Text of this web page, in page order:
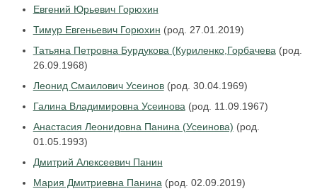
Евгений Юрьевич Горюхин
Тимур Евгеньевич Горюхин (род. 27.01.2019)
Татьяна Петровна Бурдукова (Куриленко,Горбачева(род.
26.09.1968)
Леонид Смаилович Усеинов(род. 30.04.1969)
Галина Владимировна Усеинова(род. 11.09.1967)
Анастасия Леонидовна Панина (Усеинова) (род.
01.05.1993)
Дмитрий Алексеевич Панин
Мария Дмитриевна Панина(род. 02.09.2019)